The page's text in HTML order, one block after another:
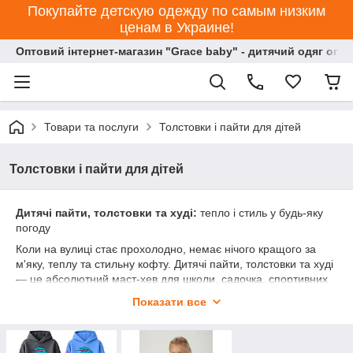
Покупайте детскую одежду по самым низким
ценам в Украине!
Оптовий інтернет-магазин "Grace baby" - дитячий одяг
Товари та послуги Толстовки і пайти для дітей
Толстовки і пайти для дітей
Дитячі пайти, толстовки та худі: тепло і стиль у будь-яку
погоду
Коли на вулиці стає прохолодно, немає нічого кращого за
м'яку, теплу та стильну кофту. Дитячі пайти, толстовки та худі
— це абсолютний маст-хев для школи, садочка, спортивних
трендовий вуличний стиль (streetwear) та максимальний
⚡ Чому батьки та діти обирають наші толстовки:
Показати все